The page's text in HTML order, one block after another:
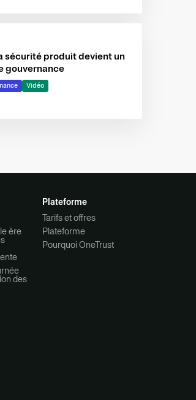
sécurité produit devient un
gouvernance
Vidéo
ère
des
Plateforme
Tarifs et offres
Plateforme
Pourquoi OneTrust